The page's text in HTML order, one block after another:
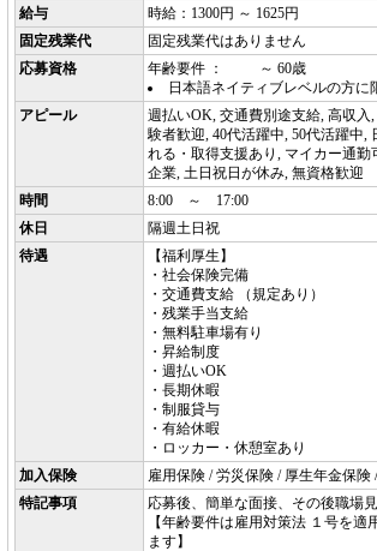
給与
時給：1300円 ～ 1625円
固定残業代
固定残業代はありません
応募資格
年齢要件 ： ～ 60歳
日本語ネイティブレベルの方に
アピール
週払いOK, 交通費別途支給, 高収入
験者歓迎, 40代活躍中, 50代活躍中,
れる・取得支援あり, マイカー通勤
企業, 土日祝日が休み, 無資格歓迎
時間
8:00 ～ 17:00
休日
隔週土日祝
待遇
【福利厚生】
・社会保険完備
・交通費支給 （規定あり）
・残業手当支給
・無料駐車場有り
・昇給制度
・週払いOK
・長期休暇
・制服貸与
・有給休暇
・ロッカー・休憩室あり
加入保険
雇用保険 / 労災保険 / 厚生年金保険
特記事項
応募後、簡単な面接、その後職場
【年齢要件は雇用対策法 １号を
ます】